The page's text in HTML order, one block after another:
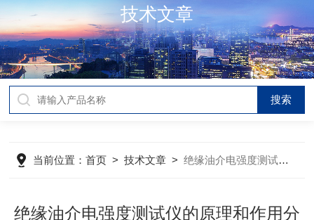
技术文章
当前位置：首页 >技术文章 >绝缘油介电强度测试仪的原理和作用分析
绝缘油介电强度测试仪的原理和作用分